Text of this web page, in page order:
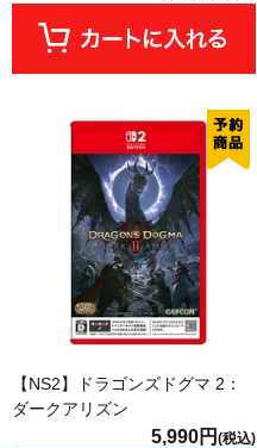
【NS2】ドラゴンズドグマ 2：
ダークアリズン
5,990円 (税込)